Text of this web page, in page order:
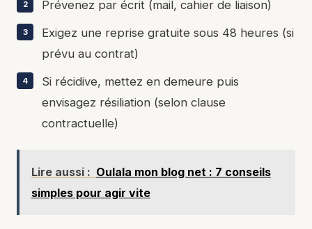
Prévenez par écrit (mail, cahier de liaison)
Exigez une reprise gratuite sous 48 heures (si
prévu au contrat)
Si récidive, mettez en demeure puis
envisagez résiliation (selon clause
contractuelle)
Lire aussi : Oulala mon blog net : 7 conseils
simples pour agir vite